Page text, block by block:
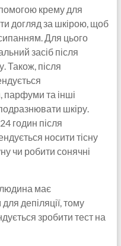
крему для
догляд за шкірою, щоб
Для цього
засіб після
Також, після
парфуми та інші
шкіру.
годин після
носити тісну
чи робити сонячні
має
депіляції, тому
зробити тест на